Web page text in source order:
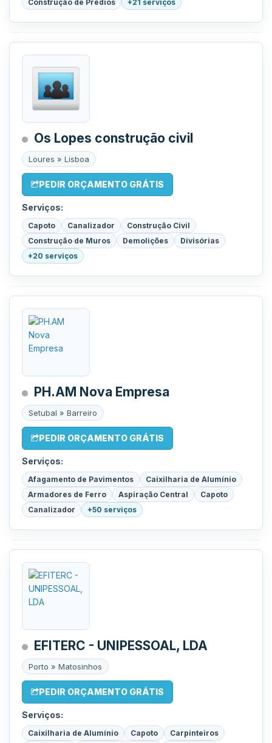
Construção de Prédios
+21 serviços
Os Lopes construção civil
Loures » Lisboa
PEDIR ORÇAMENTO GRÁTIS
Serviços:
Capoto Canalizador
Construção Civil
Construção de Muros
Demolições
Divisórias
+20 serviços
PH.AM Nova Empresa
Setubal » Barreiro
PEDIR ORÇAMENTO GRÁTIS
Serviços:
Afagamento de Pavimentos
Caixilharia de Alumínio
Armadores de Ferro
Aspiração Central
Capoto
Canalizador
+50 serviços
EFITERC - UNIPESSOAL, LDA
Porto » Matosinhos
PEDIR ORÇAMENTO GRÁTIS
Serviços:
Caixilharia de Alumínio Capoto
Carpinteiros